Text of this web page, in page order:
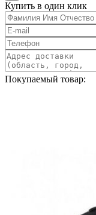
Купить в один клик
Покупаемый товар: